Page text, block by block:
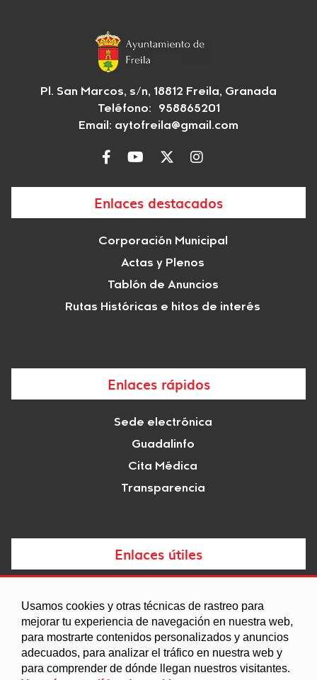
Usamos cookies y otras técnicas de rastreo para
mejorar tu experiencia de navegación en nuestra web,
para mostrarte contenidos personalizados y anuncios
adecuados, para analizar el tráfico en nuestra web y
para comprender de dónde llegan nuestros visitantes.
Pl. San Marcos, s/n, 18812 Freila, Granada
Teléfono: 958865201
Email: aytofreila@gmail.com
Enlaces destacados
Corporación Municipal
Actas y Plenos
Tablón de Anuncios
Rutas Históricas e hitos de interés
Enlaces rápidos
Sede electrónica
Guadalinfo
Cita Médica
Transparencia
Enlaces útiles
Agenda
Ordenanzas
Entidades y asociaciones